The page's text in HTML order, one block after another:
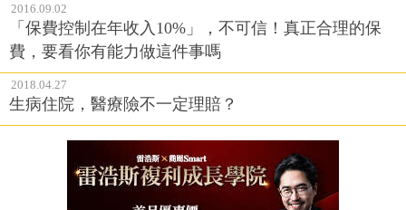
2016.09.02
「保費控制在年收入10%」，不可信！真正合理的保
費，要看你有能力做這件事嗎
2018.04.27
生病住院，醫療險不一定理賠？